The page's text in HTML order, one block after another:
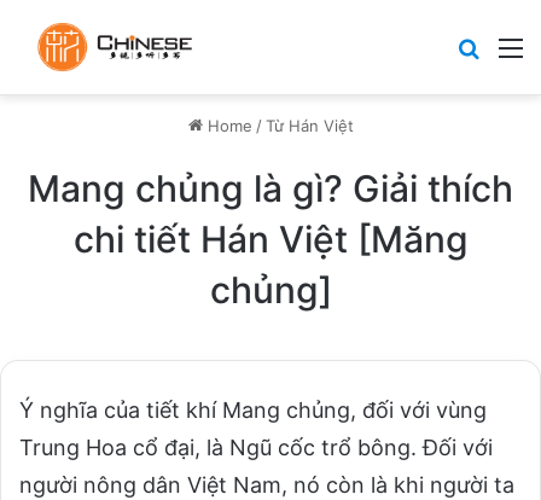
Home / Từ Hán Việt
Mang chủng là gì? Giải thích
chi tiết Hán Việt [Măng
chủng]
Ý nghĩa của tiết khí Mang chủng, đối với vùng
Trung Hoa cổ đại, là Ngũ cốc trổ bông. Đối với
người nông dân Việt Nam, nó còn là khi người ta